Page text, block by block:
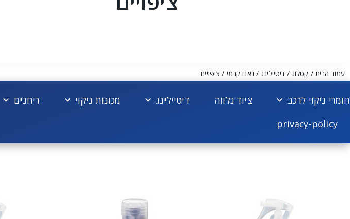
עמוד הבית / קטלוג / דיטיילינג / נאנו קרמי / ציפויים
חומרי ניקוי לרכב ציוד נלווה דיטיילינג מכונות ניקוי ריחנים
privacy-policy